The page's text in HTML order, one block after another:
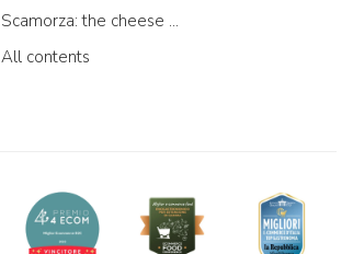
Scamorza: the cheese ...
All contents